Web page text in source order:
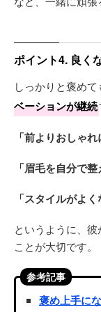
ポイント4. 良く
しっかりと褒め
ベーションが継続
「前よりおしゃ
「眉毛を自分で
「スタイルがよ
というように、
ことが大切です。
参考記事
褒め上手に